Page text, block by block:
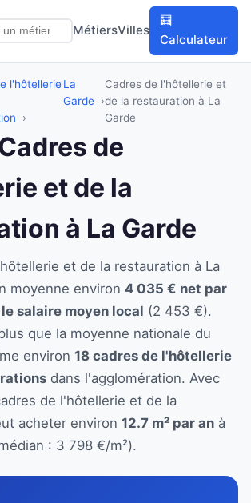
MétiersVilles
🧮
Calculateur
l'hôtellerieLa
Garde
Cadres de l'hôtellerie et
de la restauration à La
Garde
de
et de la
à La Garde
et de la restauration à La
moyenne environ 4 035 € net par
le salaire moyen local (2 453 €).
que la moyenne nationale du
environ 18 cadres de l'hôtellerie
dans l'agglomération. Avec
de l'hôtellerie et de la
acheter environ 12.7 m² par an à
: 3 798 €/m²).